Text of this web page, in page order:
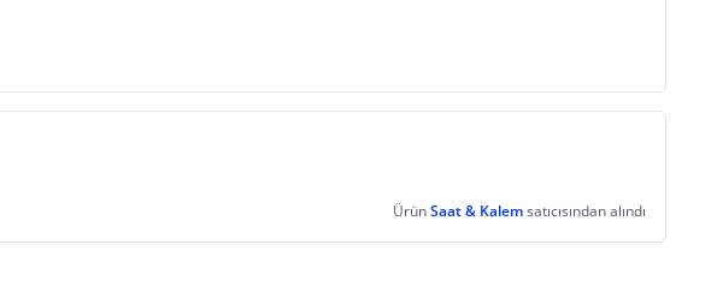
ÜrünSaat & Kalemsatıcısından alındı